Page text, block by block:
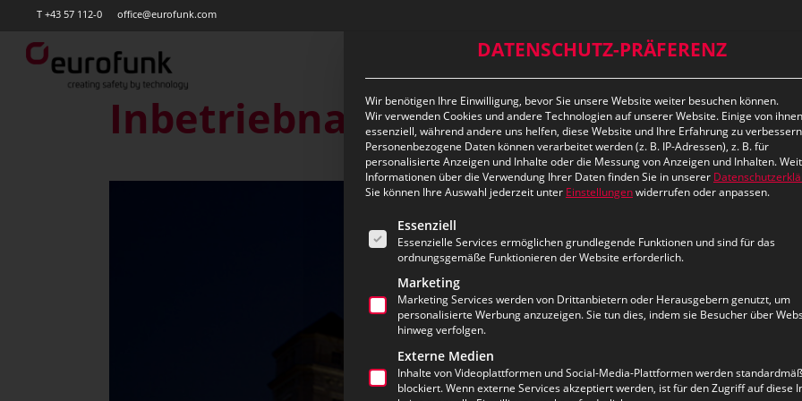
main
T +43 57 112-0 office@eurofunk.com
Inbetriebnahme der ILS Augsburg
DATENSCHUTZ-PRÄFERENZ
Wir benötigen Ihre Einwilligung, bevor Sie unsere Website weiter besuchen können.
Wir verwenden Cookies und andere Technologien auf unserer Website. Einige von
essenziell, während andere uns helfen, diese Website und Ihre Erfahrung zu
Personenbezogene Daten können verarbeitet werden (z. B. IP-Adressen), z. B. für
personalisierte Anzeigen und Inhalte oder die Messung von Anzeigen und Inhalten.
Informationen über die Verwendung Ihrer Daten finden Sie in unserer
Sie können Ihre Auswahl jederzeit unter Einstellungenwiderrufen oder anpassen.
Es folgt eine Liste der Service-Gruppen, für die eine
Essenziell
Essenzielle Services ermöglichen grundlegende Funktionen und sind für das
ordnungsgemäße Funktionieren der Website erforderlich.
Marketing
Marketing Services werden von Drittanbietern oder Herausgebern genutzt, um
personalisierte Werbung anzuzeigen. Sie tun dies, indem sie Besucher über
hinweg verfolgen.
Externe Medien
Inhalte von Videoplattformen und Social-Media-Plattformen werden
blockiert. Wenn externe Services akzeptiert werden, ist für den Zugriff auf diese